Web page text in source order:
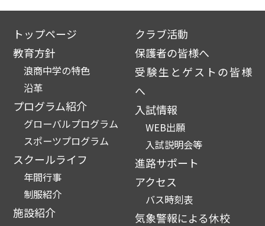
トップページ
教育方針
浪商中学の特色
沿革
プログラム紹介
グローバルプログラム
スポーツプログラム
スクールライフ
年間行事
制服紹介
施設紹介
クラブ活動
保護者の皆様へ
受験生とゲストの皆様
へ
入試情報
WEB出願
入試説明会等
進路サポート
アクセス
バス時刻表
気象警報による休校